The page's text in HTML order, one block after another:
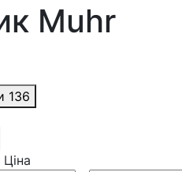
Muhr
136
Ціна